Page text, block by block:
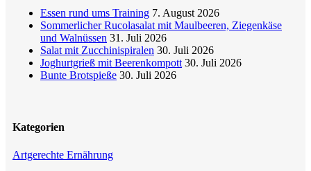
Essen rund ums Training 7. August 2026
Sommerlicher Rucolasalat mit Maulbeeren, Ziegenkäse
und Walnüssen 31. Juli 2026
Salat mit Zucchinispiralen 30. Juli 2026
Joghurtgrieß mit Beerenkompott 30. Juli 2026
Bunte Brotspieße 30. Juli 2026
Kategorien
Artgerechte Ernährung